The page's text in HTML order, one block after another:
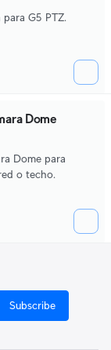
G5 PTZ.
Dome
Dome para
o techo.
Subscribe